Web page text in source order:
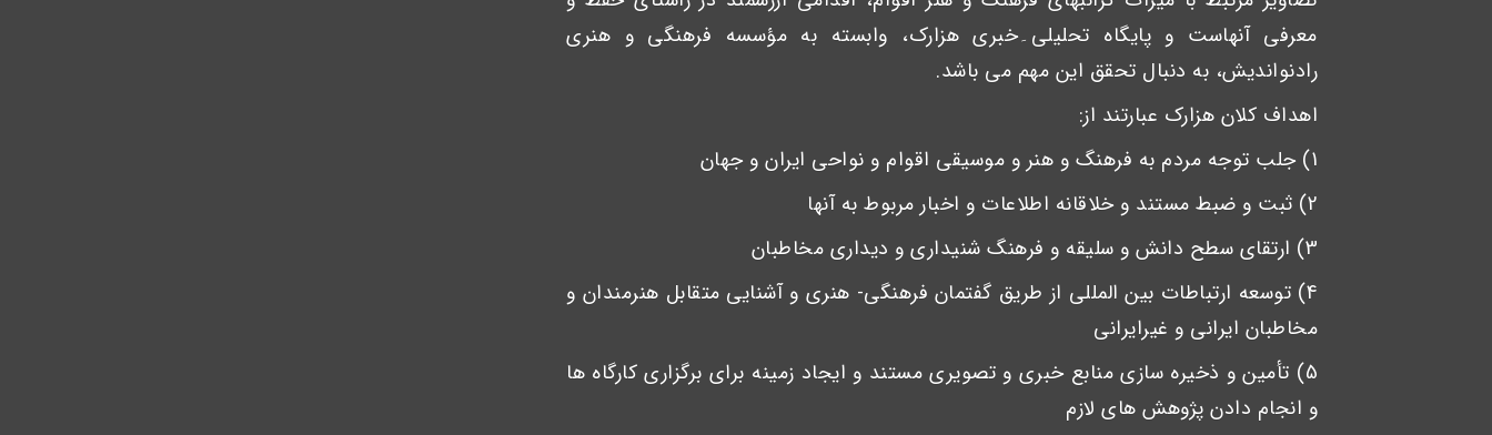
معرفی آنهاست و پایگاه تحلیلی۔خبری هزارک، وابسته به مؤسسه فرهنگی و هنری
رادنواندیش، به دنبال تحقق این مهم می باشد.
اهداف کلان هزارک عبارتند از:
1) جلب توجه مردم به فرهنگ و هنر و موسیقی اقوام و نواحی ایران و جهان
2) ثبت و ضبط مستند و خلاقانه اطلاعات و اخبار مربوط به آنها
3) ارتقای سطح دانش و سلیقه و فرهنگ شنیداری و دیداری مخاطبان
4) توسعه ارتباطات بین المللی از طریق گفتمان فرهنگی- هنری و آشنایی متقابل هنرمندان و
مخاطبان ایرانی و غیرایرانی
5) تأمین و ذخیره سازی منابع خبری و تصویری مستند و ایجاد زمینه برای برگزاری کارگاه ها
و انجام دادن پژوهش های لازم